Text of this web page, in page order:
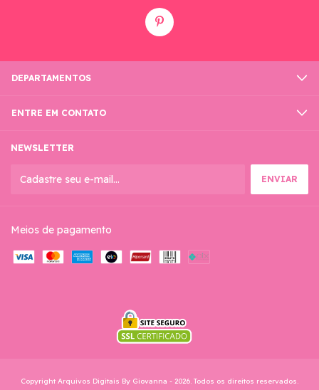
DEPARTAMENTOS
ENTRE EM CONTATO
NEWSLETTER
Meios de pagamento
Copyright Arquivos Digitais By Giovanna - 2026. Todos os direitos reservados.